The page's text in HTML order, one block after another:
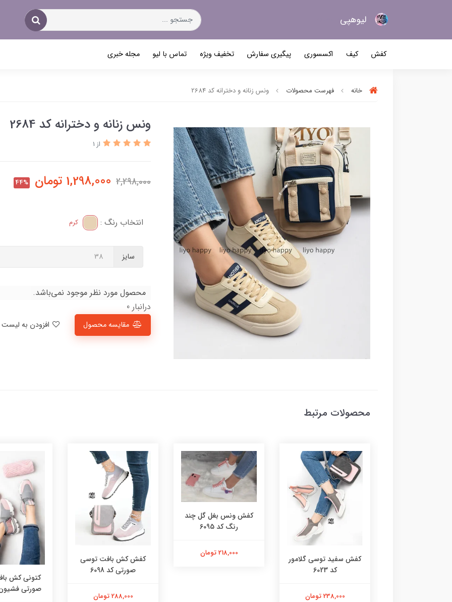
لیو‌هپی
کفش کیف اکسسوری پیگیری سفارش تخفیف ویژه تماس با لیو مجله خبری
خانه فهرست محصولات ونس زنانه و دخترانه کد 2684
ونس زنانه و دخترانه کد 2684
از 1
2,298,000
1,298,000 تومان 44%
انتخاب رنگ : کرم
سایز
محصول مورد نظر موجود نمی‌باشد.
درانبار 0
مقایسه محصول
محصولات مرتبط
کفش سفید توسی گلامور
کد 6023
238,000 تومان
کفش ونس بغل گل چند
رنگ کد 6095
218,000 تومان
کفش کش بافت توسی
صورتی کد 6098
288,000 تومان
کتونی کش
صورتی فشیون کد